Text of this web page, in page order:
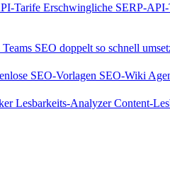
Tarife Erschwingliche SERP-
SEO doppelt so schnell
SEO-Vorlagen SEO-Wiki
Lesbarkeits-AnalyzerContent-